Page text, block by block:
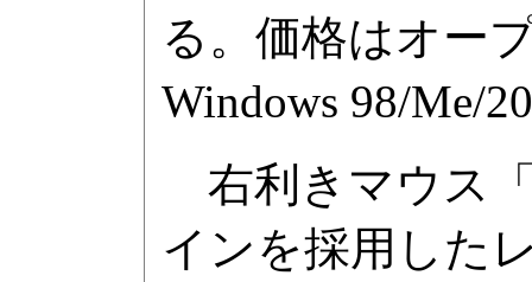
る。価格はオー
Windows 98/Me/
右利きマウス
インを採用した